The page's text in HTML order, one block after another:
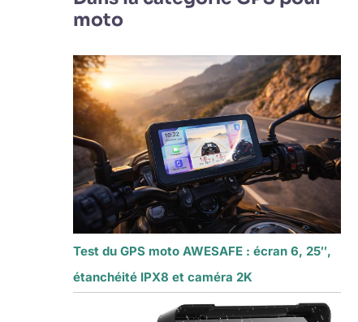
moto
Test du GPS moto AWESAFE : écran 6, 25″,
étanchéité IPX8 et caméra 2K